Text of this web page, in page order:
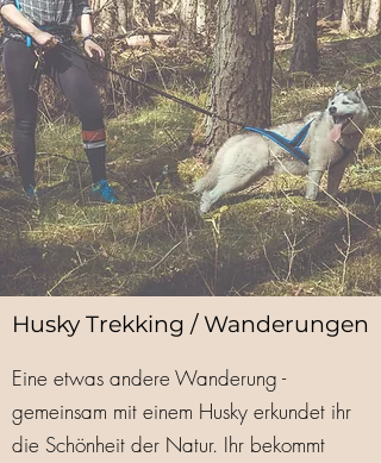
Husky Trekking / Wanderungen
Eine etwas andere Wanderung -
gemeinsam mit einem Husky erkundet ihr
die Schönheit der Natur. Ihr bekommt